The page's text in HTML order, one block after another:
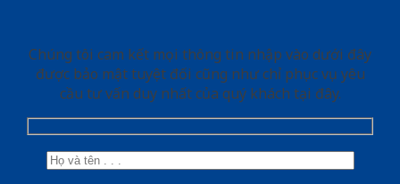
Chúng tôi cam kết mọi thông tin nhập vào dưới đây
được bảo mật tuyệt đối cũng như chỉ phục vụ yêu
cầu tư vấn duy nhất của quý khách tại đây.